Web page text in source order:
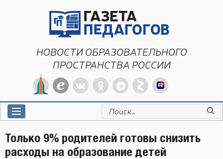
НОВОСТИ ОБРАЗОВАТЕЛЬНОГО
ПРОСТРАНСТВА РОССИИ
Искать:
Только 9% родителей готовы снизить
расходы на образование детей